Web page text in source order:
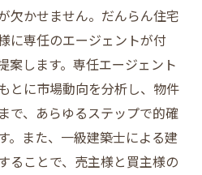
するVR体験
クション形式の高値売却
の仕組みと利点
略的な入札方法
引きつける秘訣
欠かせません。だんらん住宅
に専任のエージェントが付
案します。専任エージェント
とに市場動向を分析し、物件
で、あらゆるステップで的確
。また、一級建築士による建
ることで、売主様と買主様の